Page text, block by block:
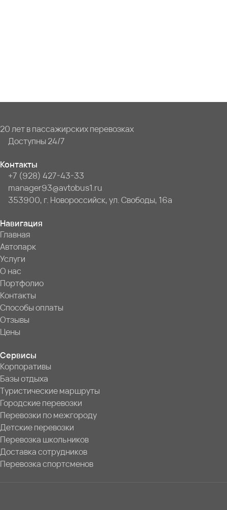
20 лет в пассажирских перевозках
Доступны 24/7
Контакты
+7 (928) 427-43-33
manager93@avtobus1.ru
353900, г. Новороссийск, ул. Свободы, 16а
Навигация
Главная
Автопарк
Услуги
О нас
Портфолио
Контакты
Способы оплаты
Отзывы
Цены
Сервисы
Корпоративы
Базы отдыха
Туристические маршруты
Городские перевозки
Перевозки по межгороду
Детские перевозки
Перевозка школьников
Доставка сотрудников
Перевозка спортсменов